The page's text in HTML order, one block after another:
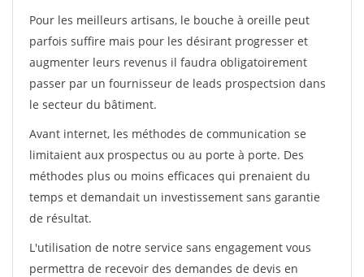
Pour les meilleurs artisans, le bouche à oreille peut
parfois suffire mais pour les désirant progresser et
augmenter leurs revenus il faudra obligatoirement
passer par un fournisseur de leads prospectsion dans
le secteur du bâtiment.
Avant internet, les méthodes de communication se
limitaient aux prospectus ou au porte à porte. Des
méthodes plus ou moins efficaces qui prenaient du
temps et demandait un investissement sans garantie
de résultat.
L'utilisation de notre service sans engagement vous
permettra de recevoir des demandes de devis en